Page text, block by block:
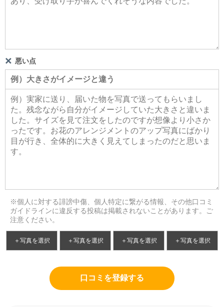
悪い点
※個人に対する誹謗中傷、個人特定に繋がる情報、その他口コミ
ガイドラインに違反する投稿は掲載されないことがあります。ご
注意ください。
＋写真を選択 ＋写真を選択 ＋写真を選択 ＋写真を選択
口コミを登録する